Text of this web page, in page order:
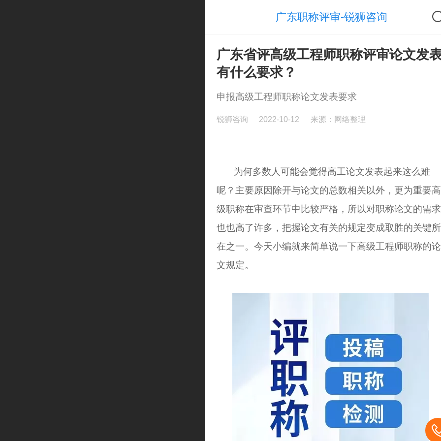
广东职称评审-锐狮咨询
广东省评高级工程师职称评审论文发
有什么要求？
申报高级工程师职称论文发表要求
锐狮咨询 2022-10-12 来源：网络整理
为何多数人可能会觉得高工论文发表起来这么难
呢？主要原因除开与论文的总数相关以外，更为重要高
级职称在审查环节中比较严格，所以对职称论文的需求
也也高了许多，把握论文有关的规定变成取胜的关键所
在之一。今天小编就来简单说一下高级工程师职称的论
文规定。